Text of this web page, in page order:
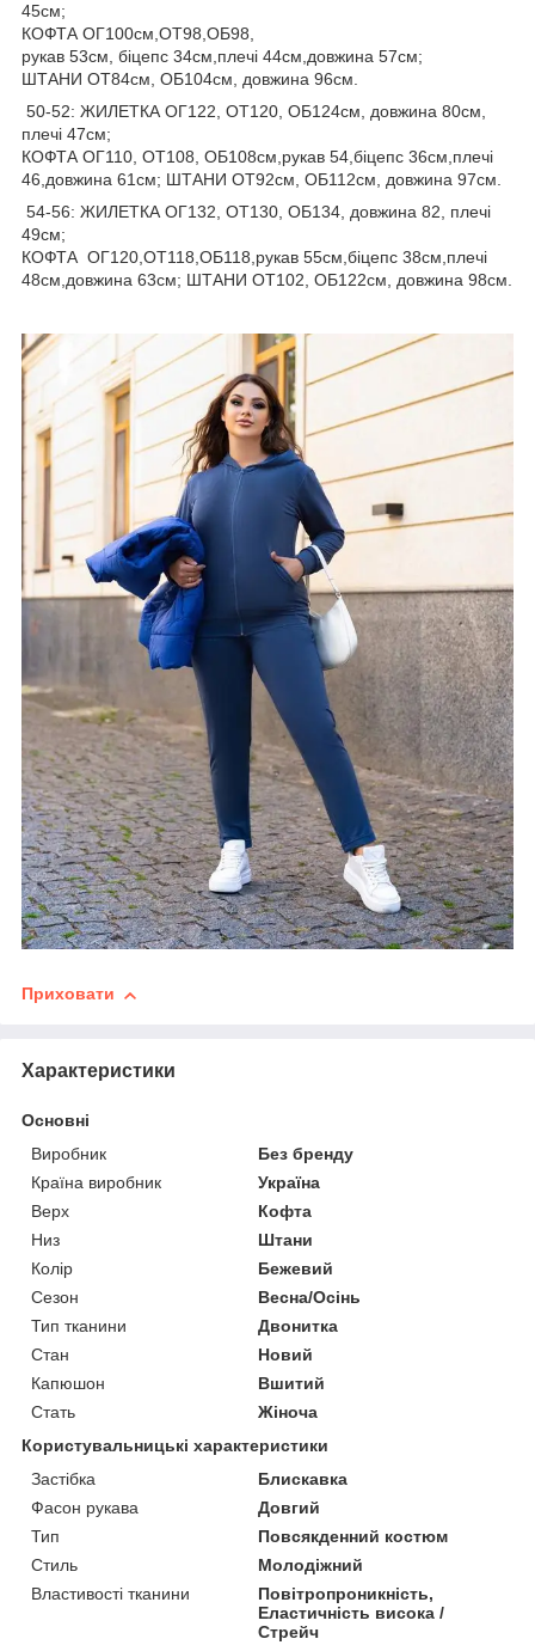
45см;
КОФТА ОГ100см,ОТ98,ОБ98,
рукав 53см, біцепс 34см,плечі 44см,довжина 57см;
ШТАНИ ОТ84см, ОБ104см, довжина 96см.
50-52: ЖИЛЕТКА ОГ122, ОТ120, ОБ124см, довжина 80см,
плечі 47см;
КОФТА ОГ110, ОТ108, ОБ108см,рукав 54,біцепс 36см,плечі
46,довжина 61см; ШТАНИ ОТ92см, ОБ112см, довжина 97см.
54-56: ЖИЛЕТКА ОГ132, ОТ130, ОБ134, довжина 82, плечі
49см;
КОФТА ОГ120,ОТ118,ОБ118,рукав 55см,біцепс 38см,плечі
48см,довжина 63см; ШТАНИ ОТ102, ОБ122см, довжина 98см.
Приховати
Характеристики
Основні
Виробник
Без бренду
Країна виробник
Україна
Верх
Кофта
Низ
Штани
Колір
Бежевий
Сезон
Весна/Осінь
Тип тканини
Двонитка
Стан
Новий
Капюшон
Вшитий
Стать
Жіноча
Користувальницькі характеристики
Застібка
Блискавка
Фасон рукава
Довгий
Тип
Повсякденний костюм
Стиль
Молодіжний
Властивості тканини
Повітропроникність,
Еластичність висока /
Стрейч